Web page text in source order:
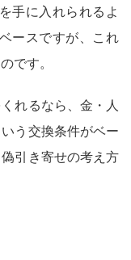
手に入れられるよ
ースですが、これ
です。
れるなら、金・人
う交換条件がベー
引き寄せの考え方